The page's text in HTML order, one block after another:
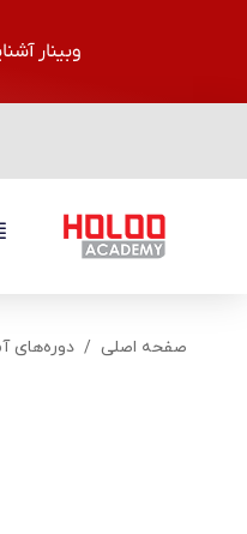
وبینار
دسته بندی دوره‌ها
صفحه اصلی دوره‌های